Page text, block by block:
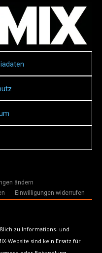
ändern
Einwilligungen widerrufen
zu Informations- und
Website sind kein Ersatz für